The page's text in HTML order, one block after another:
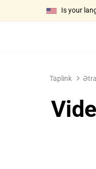
Is your
Taplink